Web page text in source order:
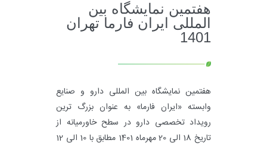
هفتمین نمایشگاه بین
المللی ایران فارما تهران
1401
هفتمین نمایشگاه بین المللی دارو و صنایع
وابسته «ایران فارما» به عنوان بزرگ ترین
رویداد تخصصی دارو در سطح خاورمیانه از
تاریخ 18 الی 20 مهرماه 1401 مطابق با 10 الی 12